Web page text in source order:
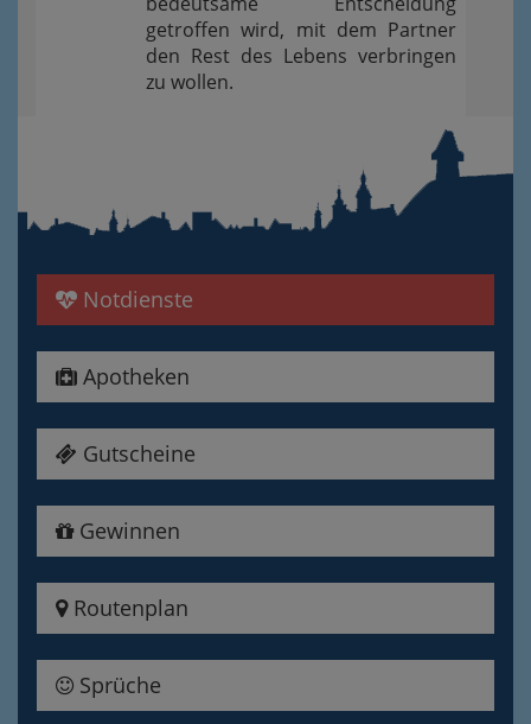
getroffen wird, mit dem Partner
den Rest des Lebens verbringen
zu wollen.
Notdienste
Apotheken
Gutscheine
Gewinnen
Routenplan
Sprüche